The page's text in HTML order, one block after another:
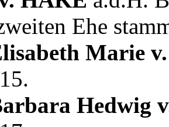
Ehe
Marie
.
Hedwig